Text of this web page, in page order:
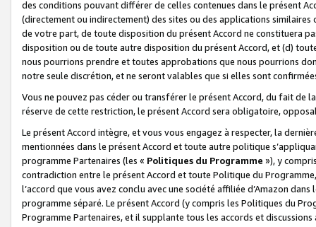
des conditions pouvant différer de celles contenues dans le présent
(directement ou indirectement) des sites ou des applications
de votre part, de toute disposition du présent Accord ne constituera
disposition ou de toute autre disposition du présent Accord, et (d)
nous pourrions prendre et toutes approbations que nous pourrions
notre seule discrétion, et ne seront valables que si elles sont
Vous ne pouvez pas céder ou transférer le présent Accord, du fait de
réserve de cette restriction, le présent Accord sera obligatoire,
Le présent Accord intègre, et vous vous engagez à respecter, la
mentionnées dans le présent Accord et toute autre politique
programme Partenaires (les « Politiques du Programme »), y
contradiction entre le présent Accord et toute Politique du
l’accord que vous avez conclu avec une société affiliée d’Amazon
programme séparé. Le présent Accord (y compris les Politiques du
Programme Partenaires, et il supplante tous les accords et discussions